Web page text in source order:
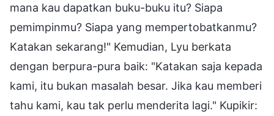
mana kau dapatkan buku-buku itu? Siapa
pemimpinmu? Siapa yang mempertobatkanmu?
Katakan sekarang!" Kemudian, Lyu berkata
dengan berpura-pura baik: "Katakan saja kepada
kami, itu bukan masalah besar. Jika kau memberi
tahu kami, kau tak perlu menderita lagi." Kupikir: